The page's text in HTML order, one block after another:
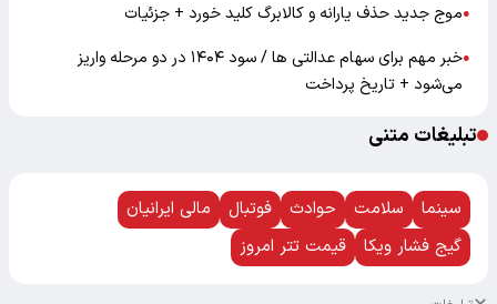
●موج جدید حذف یارانه و کالابرگ کلید خورد + جزئیات
●
خبر مهم برای سهام عدالتی ها / سود ۱۴۰۴ در دو مرحله واریز
می‌شود + تاریخ پرداخت
تبلیغات متنی
سینما سلامت حوادث فوتبال
مالی ایرانیان
گیج فشار ویکا
قیمت تتر امروز